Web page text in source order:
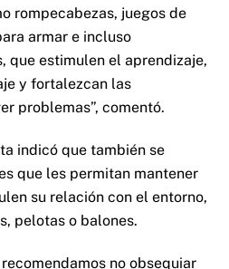
rompecabezas, juegos de
armar e incluso
que estimulen el aprendizaje,
y fortalezcan las
problemas”, comentó.
indicó que también se
que les permitan mantener
su relación con el entorno,
pelotas o balones.
no obsequiar